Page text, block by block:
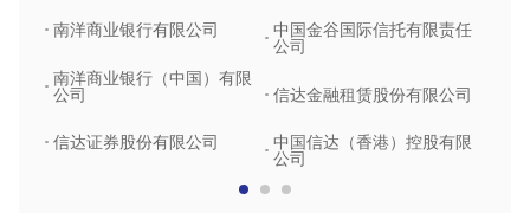
南洋商业银行有限公司
南洋商业银行（中国）有限
公司
信达证券股份有限公司
中国金谷国际信托有限责任
公司
信达金融租赁股份有限公司
中国信达（香港）控股有限
公司